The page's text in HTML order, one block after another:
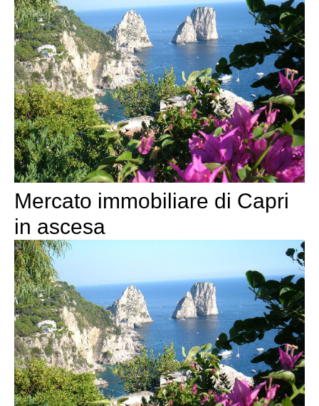
Mercato immobiliare di Capri
in ascesa